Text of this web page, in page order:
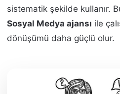
sistematik şekilde kullanır.
Sosyal Medya ajansı ile
dönüşümü daha güçlü olur.